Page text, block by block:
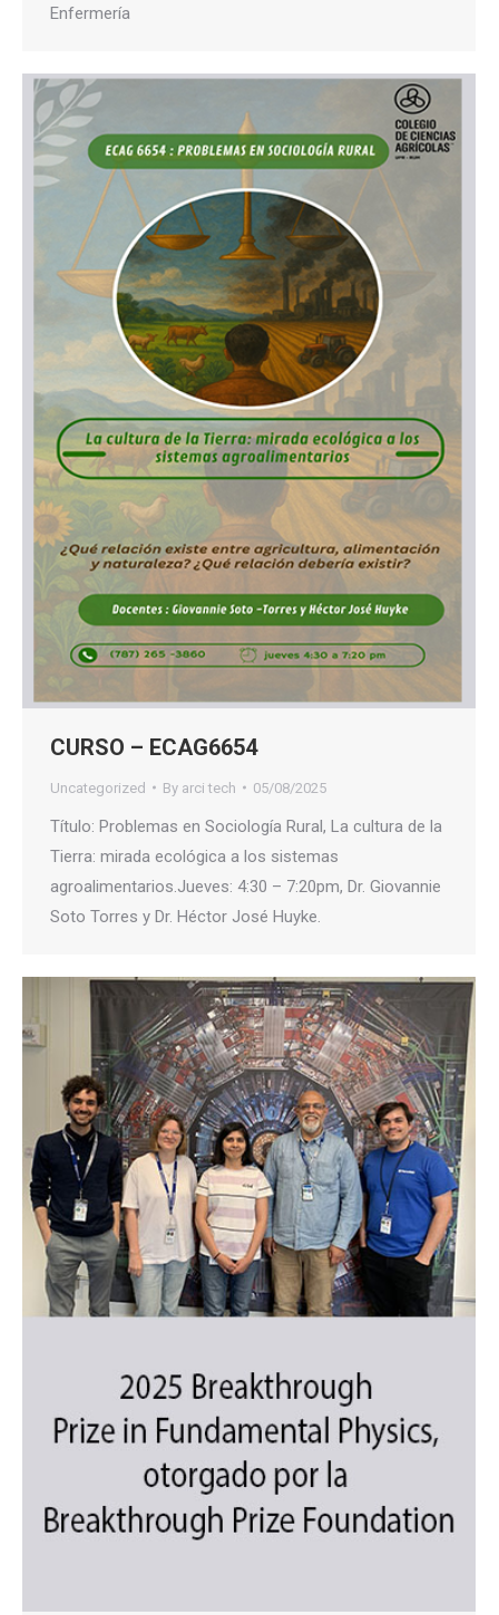
Enfermería
CURSO – ECAG6654
Uncategorized By arci tech 05/08/2025
Título: Problemas en Sociología Rural, La cultura de la
Tierra: mirada ecológica a los sistemas
agroalimentarios.Jueves: 4:30 – 7:20pm, Dr. Giovannie
Soto Torres y Dr. Héctor José Huyke.